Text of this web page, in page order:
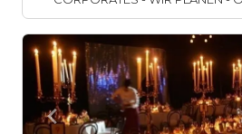
DESIGNEN | MIT...